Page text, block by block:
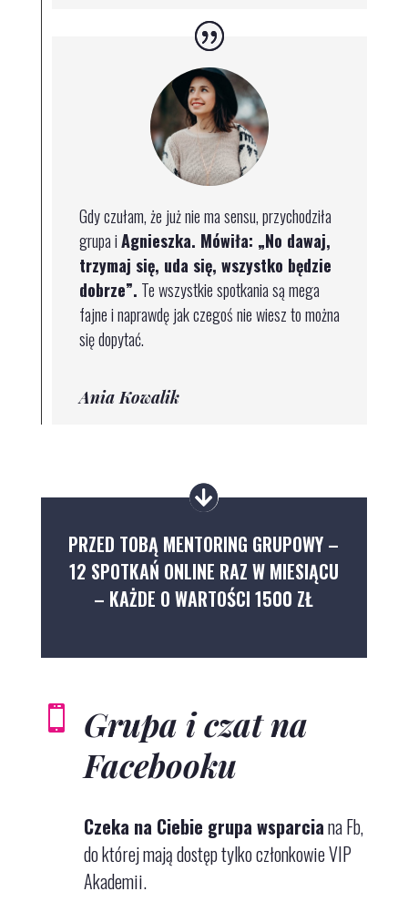
Gdy czułam, że już nie ma sensu, przychodziła
grupa iAgnieszka. Mówiła: „No dawaj,
trzymaj się, uda się, wszystko będzie
dobrze”. Te wszystkie spotkania są mega
fajne i naprawdę jak czegoś nie wiesz to można
się dopytać.
Ania Kowalik
PRZED TOBĄ MENTORING GRUPOWY –
12 SPOTKAŃ ONLINE RAZ W MIESIĄCU
– KAŻDE O WARTOŚCI 1500 ZŁ

Grupa i czat na
Facebooku
Czeka na Ciebie grupa wsparciana Fb,
do której mają dostęp tylko członkowie VIP
Akademii.